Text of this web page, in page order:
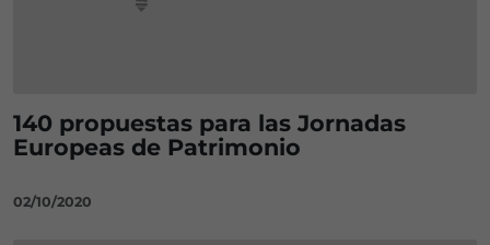
140 propuestas para las Jornadas
Europeas de Patrimonio
02/10/2020